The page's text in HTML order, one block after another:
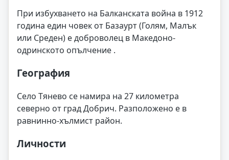
При избухването на Балканската война в 1912
година един човек от Базаурт (Голям, Малък
или Среден) е доброволец в Македоно-
одринското опълчение .
География
Село Тянево се намира на 27 километра
северно от град Добрич. Разположено е в
равнинно-хълмист район.
Личности